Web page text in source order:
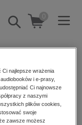
Pokaż/schowaj
wyszukiwarkę
0
najlepsze wrażenia
i e-prasy,
Ci najnowsze
z naszymi
plików cookies,
swoje
zawsze możesz